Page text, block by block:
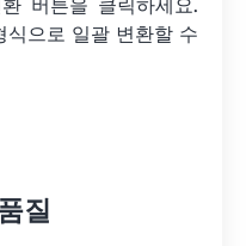
버튼을 클릭하세요.
식으로 일괄 변환할 수
질